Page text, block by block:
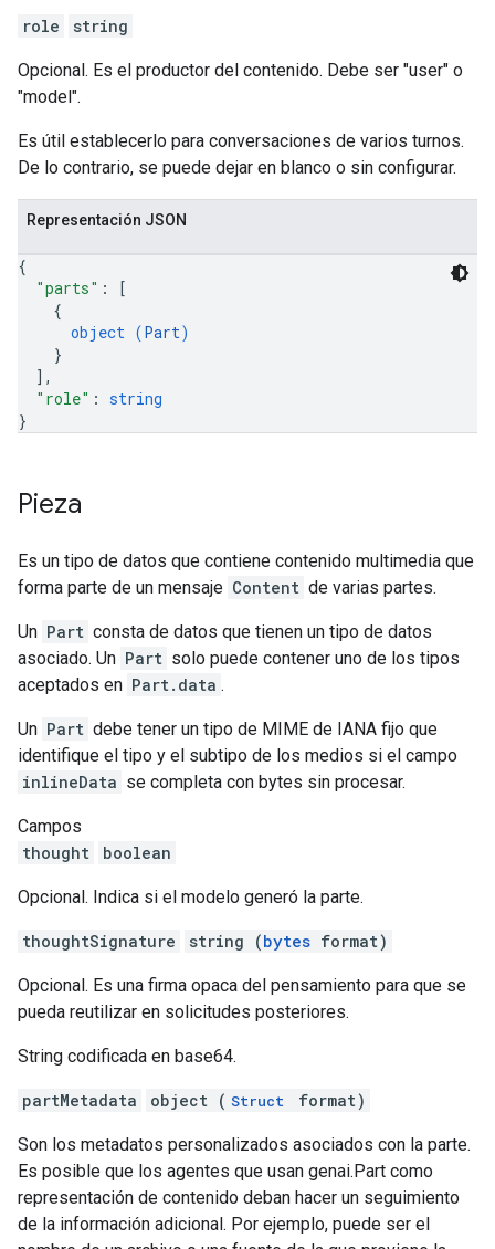
role string
Opcional. Es el productor del contenido. Debe ser "user" o
"model".
Es útil establecerlo para conversaciones de varios turnos.
De lo contrario, se puede dejar en blanco o sin configurar.
Representación JSON
{
"parts" :
[
{
object (Part)
}
] ,
"role" : string
}
Pieza
Es un tipo de datos que contiene contenido multimedia que
forma parte de un mensaje Content de varias partes.
Un Part consta de datos que tienen un tipo de datos
asociado. Un Part solo puede contener uno de los tipos
aceptados en Part.data .
Un Part debe tener un tipo de MIME de IANA fijo que
identifique el tipo y el subtipo de los medios si el campo
inlineData se completa con bytes sin procesar.
Campos
thought
boolean
Opcional. Indica si el modelo generó la parte.
thoughtSignature string (bytes format)
Opcional. Es una firma opaca del pensamiento para que se
pueda reutilizar en solicitudes posteriores.
String codificada en base64.
partMetadata object ( Struct format)
Son los metadatos personalizados asociados con la parte.
Es posible que los agentes que usan genai.Part como
representación de contenido deban hacer un seguimiento
de la información adicional. Por ejemplo, puede ser el